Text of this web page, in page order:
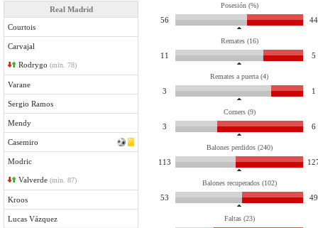
Real Madrid
Courtois
Carvajal
Rodrygo (min. 78)
Varane
Sergio Ramos
Mendy
Casemiro
Modric
Valverde (min. 87)
Kroos
Lucas Vázquez
Posesión (%)
56 44
Remates (16)
11 5
Remates a puerta (4)
3 1
Corners (9)
3 6
Balones perdidos (240)
113
Balones recuperados (102)
53 49
Faltas (23)